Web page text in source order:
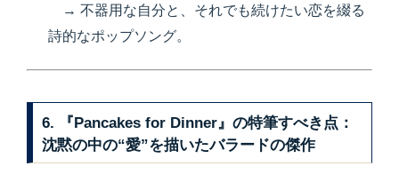
→ 不器用な自分と、それでも続けたい恋を綴る
詩的なポップソング。
6. 『Pancakes for Dinner』の特筆すべき点：
沈黙の中の“愛”を描いたバラードの傑作